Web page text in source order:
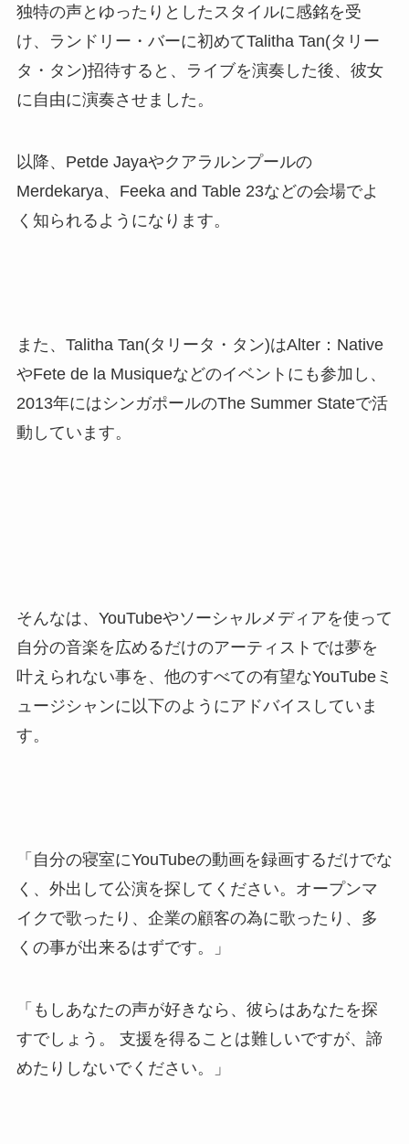
独特の声とゆったりとしたスタイルに感銘を受
け、ランドリー・バーに初めてTalitha Tan(タリー
タ・タン)招待すると、ライブを演奏した後、彼女
に自由に演奏させました。
以降、Petde Jayaやクアラルンプールの
Merdekarya、Feeka and Table 23などの会場でよ
く知られるようになります。
また、Talitha Tan(タリータ・タン)はAlter：Native
やFete de la Musiqueなどのイベントにも参加し、
2013年にはシンガポールのThe Summer Stateで活
動しています。
そんなは、YouTubeやソーシャルメディアを使って
自分の音楽を広めるだけのアーティストでは夢を
叶えられない事を、他のすべての有望なYouTubeミ
ュージシャンに以下のようにアドバイスしていま
す。
「自分の寝室にYouTubeの動画を録画するだけでな
く、外出して公演を探してください。オープンマ
イクで歌ったり、企業の顧客の為に歌ったり、多
くの事が出来るはずです。」
「もしあなたの声が好きなら、彼らはあなたを探
すでしょう。 支援を得ることは難しいですが、諦
めたりしないでください。」